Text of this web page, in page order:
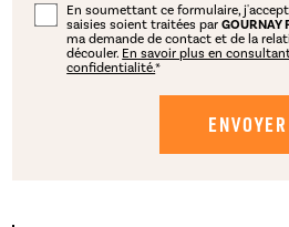
En soumettant ce formulaire,
saisies soient traitées parGOURNAY
ma demande de contact et de la
découler. En savoir plus en
confidentialité.*